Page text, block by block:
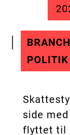
POLITIK
side
flyttet til